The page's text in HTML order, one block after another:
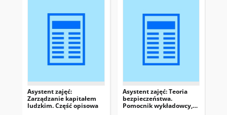
Asystent zajęć:
Zarządzanie kapitałem
ludzkim. Część opisowa
Asystent zajęć: Teoria
bezpieczeństwa.
Pomocnik wykładowcy,